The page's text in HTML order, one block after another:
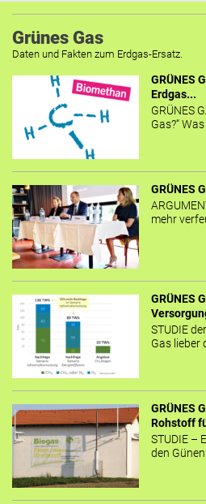
Grünes Gas
Daten und Fakten zum Erdgas-Ersatz.
GRÜNES
Erdgas...
GRÜNES
Gas?“
GRÜNES
mehr
GRÜNES
STUDIE
Gas lieber
GRÜNES
Rohstoff
STUDIE –
den Günen